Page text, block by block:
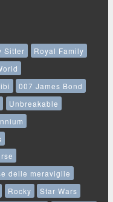
Sitter
Royal Family
007 James Bond
Unbreakable
delle meraviglie
Rocky
Star Wars